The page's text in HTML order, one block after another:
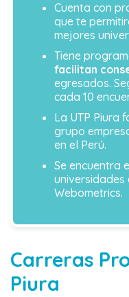
Cuenta con
que te
mejores
Tiene
facilitan
egresados.
cada 10
La UTP Piura
grupo
en el Perú.
Se encuentra
universidades
Webometrics.
Carreras
Piura